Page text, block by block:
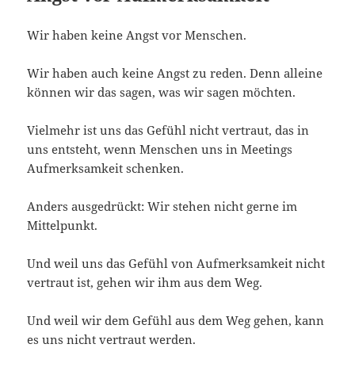
Wir haben keine Angst vor Menschen.
Wir haben auch keine Angst zu reden. Denn alleine
können wir das sagen, was wir sagen möchten.
Vielmehr ist uns das Gefühl nicht vertraut, das in
uns entsteht, wenn Menschen uns in Meetings
Aufmerksamkeit schenken.
Anders ausgedrückt: Wir stehen nicht gerne im
Mittelpunkt.
Und weil uns das Gefühl von Aufmerksamkeit nicht
vertraut ist, gehen wir ihm aus dem Weg.
Und weil wir dem Gefühl aus dem Weg gehen, kann
es uns nicht vertraut werden.